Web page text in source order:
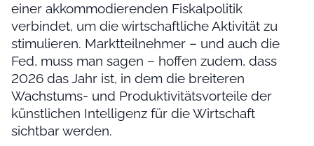
einer akkommodierenden Fiskalpolitik
verbindet, um die wirtschaftliche Aktivität zu
stimulieren. Marktteilnehmer – und auch die
Fed, muss man sagen – hoffen zudem, dass
2026 das Jahr ist, in dem die breiteren
Wachstums- und Produktivitätsvorteile der
künstlichen Intelligenz für die Wirtschaft
sichtbar werden.